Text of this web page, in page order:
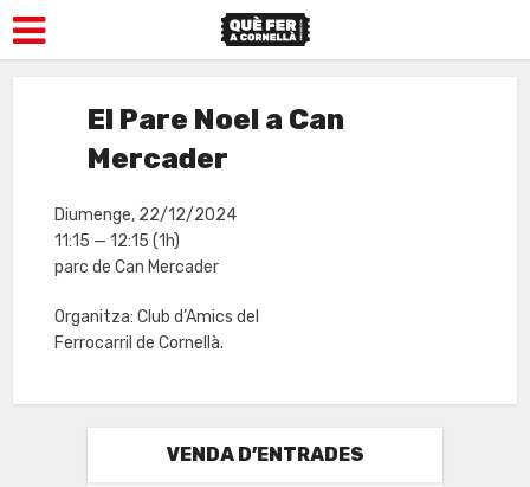
El Pare Noel a Can
Mercader
Organitza: Club d’Amics del
Ferrocarril de Cornellà.
Diumenge, 22/12/2024
11:15 — 12:15 (1h)
parc de Can Mercader
VENDA D’ENTRADES